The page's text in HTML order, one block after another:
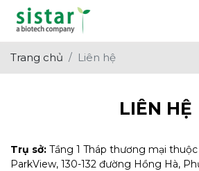
Vắc-Xin
Tin Về Ngành
Trang chủ Liên hệ
LIÊN HỆ
Trụ sở: Tầng 1 Tháp thương mại
ParkView, 130-132 đường Hồng Hà,